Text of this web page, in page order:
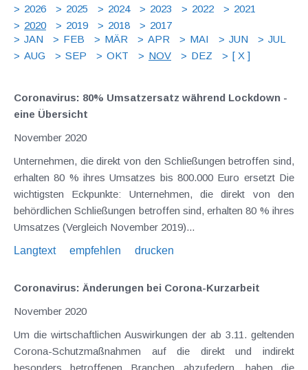
2026 2025 2024 2023 2022
2021
2020
2019 2018
2017
JAN
FEB MÄR APR MAI JUN
JUL
AUG
SEP OKT NOV DEZ [ X ]
Coronavirus: 80% Umsatzersatz während Lockdown -
eine Übersicht
November 2020
Unternehmen, die direkt von den Schließungen betroffen sind,
erhalten 80 % ihres Umsatzes bis 800.000 Euro ersetzt Die
wichtigsten Eckpunkte: Unternehmen, die direkt von den
behördlichen Schließungen betroffen sind, erhalten 80 % ihres
Umsatzes (Vergleich November 2019)...
Langtext
empfehlen drucken
Coronavirus: Änderungen bei Corona-Kurzarbeit
November 2020
Um die wirtschaftlichen Auswirkungen der ab 3.11. geltenden
Corona-Schutzmaßnahmen auf die direkt und indirekt
besonders betroffenen Branchen abzufedern, haben die